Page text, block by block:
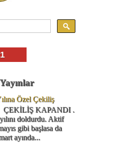
1
Özel Çekiliş
ÇEKİLİŞ KAPANDI .
doldurdu. Aktif
gibi başlasa da
ayında...